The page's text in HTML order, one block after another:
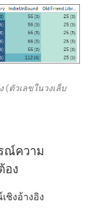
(ตัวเลขในวงเล็บ
ณ์ความ
อง
ชิงอ้างอิง